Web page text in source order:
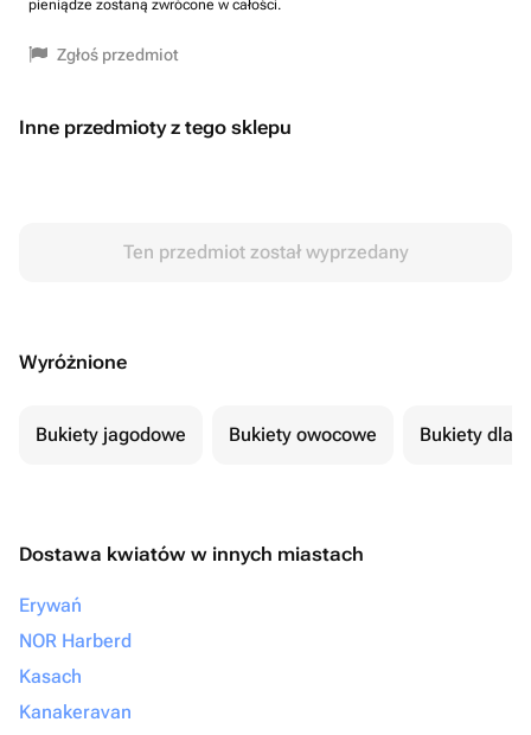
pieniądze zostaną zwrócone w całości.
Zgłoś przedmiot
Inne przedmioty z tego sklepu
Ten przedmiot został wyprzedany
Wyróżnione
Bukiety jagodowe Bukiety owocowe Bukiety dla
Dostawa kwiatów w innych miastach
Erywań
NOR Harberd
Kasach
Kanakeravan